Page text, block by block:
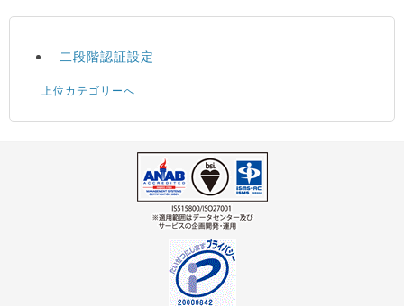
二段階認証設定
上位カテゴリーへ